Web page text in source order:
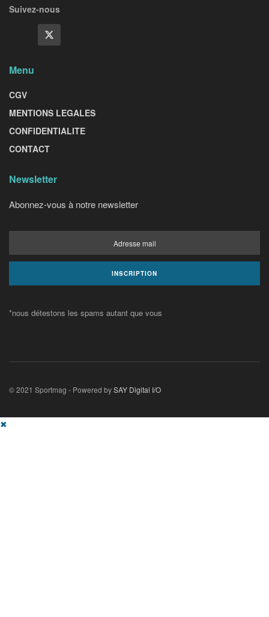
Suivez-nous
Menu
CGV
MENTIONS LEGALES
CONFIDENTIALITE
CONTACT
Newsletter
Abonnez-vous à notre newsletter
*nous détestons les spams autant que vous
© 2021 Sportmag - Powered bySAY Digital I/O
✖